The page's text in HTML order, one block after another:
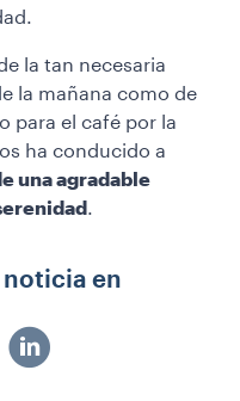
la tan necesaria
la mañana como de
para el café por la
ha conducido a
una agradable
.
noticia en